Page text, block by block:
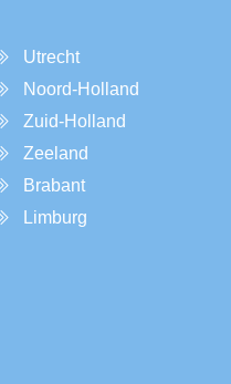
Utrecht
Noord-Holland
Zuid-Holland
Zeeland
Brabant
Limburg